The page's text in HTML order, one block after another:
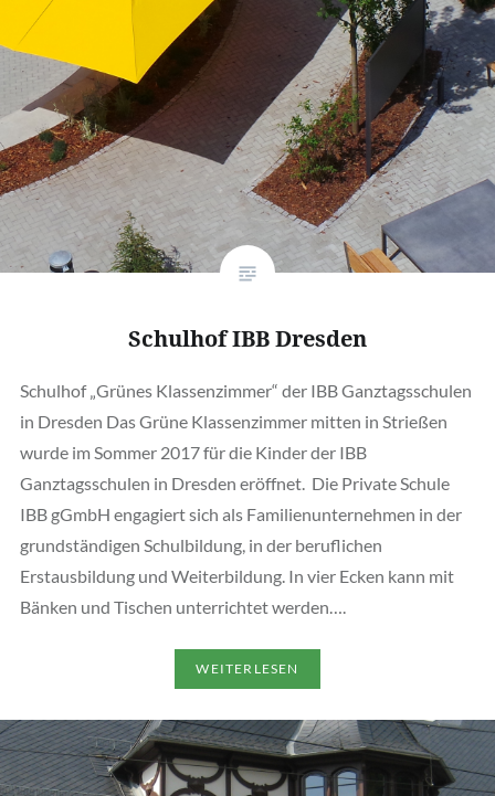
Schulhof IBB Dresden
Schulhof „Grünes Klassenzimmer“ der IBB Ganztagsschulen
in Dresden Das Grüne Klassenzimmer mitten in Strießen
wurde im Sommer 2017 für die Kinder der IBB
Ganztagsschulen in Dresden eröffnet. Die Private Schule
IBB gGmbH engagiert sich als Familienunternehmen in der
grundständigen Schulbildung, in der beruflichen
Erstausbildung und Weiterbildung. In vier Ecken kann mit
Bänken und Tischen unterrichtet werden….
WEITERLESEN